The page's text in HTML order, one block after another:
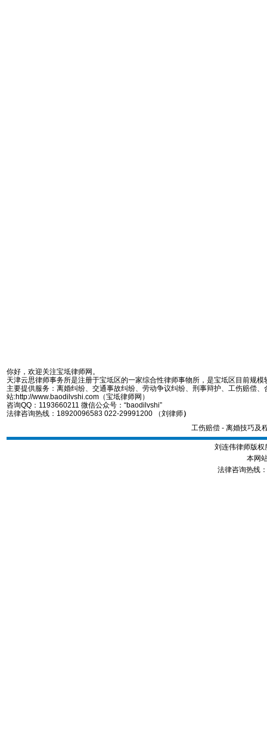
你好，欢迎关注宝坻律师网。
天津云思律师事务所是注册于宝坻区的一家综合性律师事物所，是宝坻区目前规
主要提供服务：离婚纠纷、交通事故纠纷、劳动争议纠纷、刑事辩护、工伤赔偿
站:http://www.baodilvshi.com（宝坻律师网）
咨询QQ：1193660211 微信公众号：“baodilvshi”
法律咨询热线：18920096583 022-29991200 （刘律师）
工伤赔偿- 离婚技巧及
刘连伟律师版
本网
法律咨询热线